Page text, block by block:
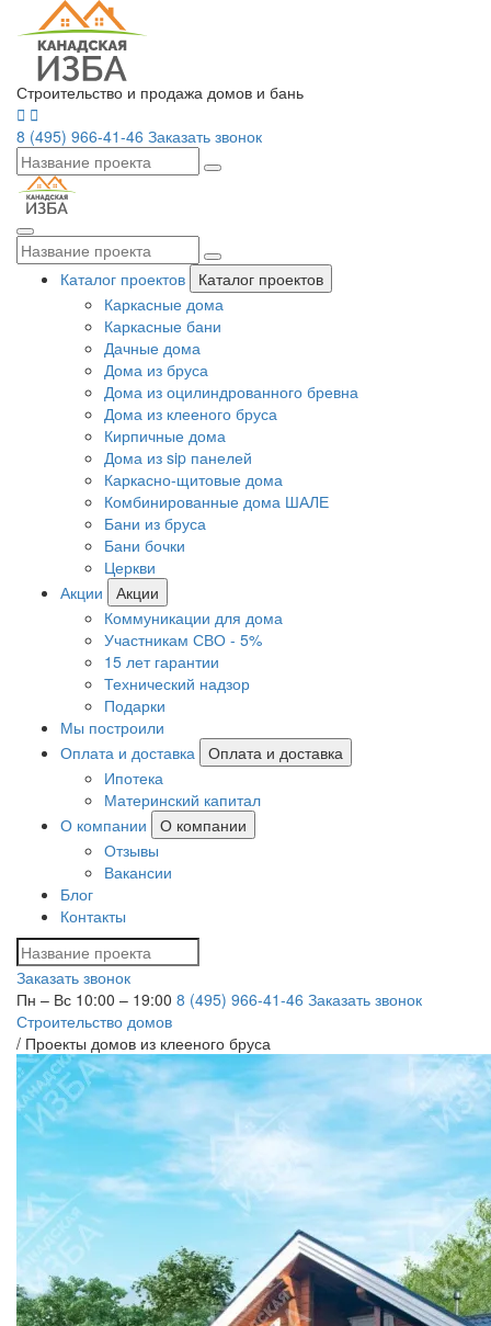
Строительство и продажа домов и бань
8 (495) 966-41-46 Заказать звонок
Каталог проектов
Каталог проектов
Каркасные дома
Каркасные бани
Дачные дома
Дома из бруса
Дома из оцилиндрованного бревна
Дома из клееного бруса
Кирпичные дома
Дома из sip панелей
Каркасно-щитовые дома
Комбинированные дома ШАЛЕ
Бани из бруса
Бани бочки
Церкви
Акции
Акции
Коммуникации для дома
Участникам СВО - 5%
15 лет гарантии
Технический надзор
Подарки
Мы построили
Оплата и доставка
Оплата и доставка
Ипотека
Материнский капитал
О компании
О компании
Отзывы
Вакансии
Блог
Контакты
Заказать звонок
Пн – Вс 10:00 – 19:00 8 (495) 966-41-46 Заказать звонок
Строительство домов
/ Проекты домов из клееного бруса